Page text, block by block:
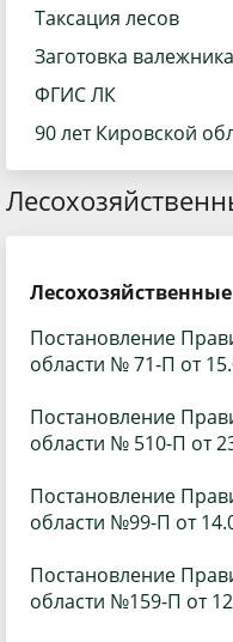
Таксация лесов
Заготовка валежника
ФГИС ЛК
90 лет Кировской
Постановление
области № 71-П от
Постановление
области № 510-П от
Постановление
области №99-П от
Постановление
области №159-П от